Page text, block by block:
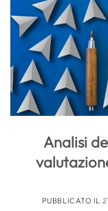
Analisi
PUBBLICATO IL